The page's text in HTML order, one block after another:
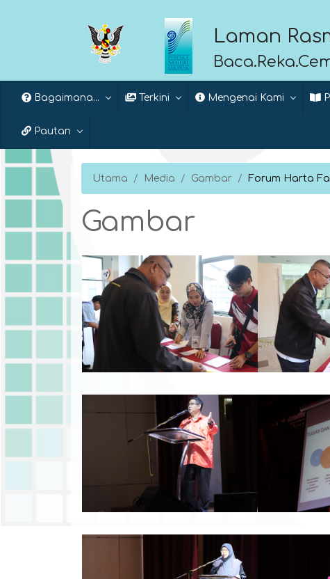
Laman
Bagaimana... Terkini Mengenai Kami
Pautan
Utama Media Gambar Forum Harta
Gambar